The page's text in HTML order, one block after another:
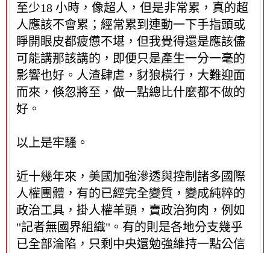
至少18 小時，像超人，但是非常累，真的超
人應該不會累；經常累到連動一下手指頭或
睜開眼皮都疲憊不堪，但我覺得還是應該儘
可能講那該講的，即便只是產生一分一毫的
影響也好。人渣肆虐，豺狼橫行，大難迎面
而來，倏忽將至，做一點總比什麼都不做的
好。
以上是牢騷。
近十幾年來，美國加強滲透與控制諸多國際
人權團體，有的已經完全變質，變成純粹的
政治工具，掛人權羊頭，賣政治狗肉，例如
"記者無國界組織"。有的則是各地分支幾乎
已全部淪陷，只剩中央還勉強維持一點公信